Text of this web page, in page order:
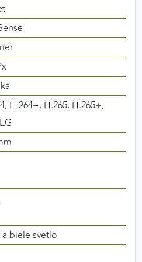
H.264+, H.265, H.265+,
a biele svetlo
stránok.
COOKIES
sa používajú na sledovanie
naprieč webovými
a našim partnerom
reklamu, a to na
sieťach tretích strán.
Google